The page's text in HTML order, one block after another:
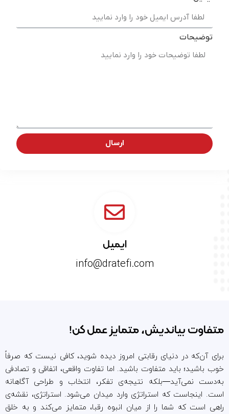
توضیحات
ارسال
ایمیل
info@dratefi.com
متفاوت بیاندیش، متمایز عمل کن!
برای آن‌که در دنیای رقابتی امروز دیده شوید، کافی نیست که صرفاً
خوب باشید؛ باید متفاوت باشید. اما تفاوت واقعی، اتفاقی و تصادفی
به‌دست نمی‌آید—بلکه نتیجه‌ی تفکر، انتخاب و طراحی آگاهانه
است. اینجاست که استراتژی وارد میدان می‌شود. استراتژی، نقشه‌ی
راهی است که شما را از میان انبوه رقبا، متمایز می‌کند و به خلق